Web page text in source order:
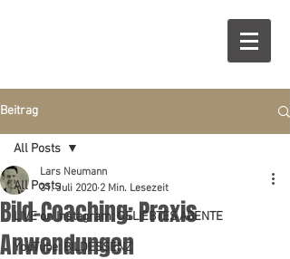
Beitrag
All Posts
LIVE on Instagram: GELIEBTES ABENTE
YouTube: BILDESSENZ
All Posts
Bild-Coaching: Praxis
Anwendungen
Lars Neumann
31. Juli 2020 2 Min. Lesezeit